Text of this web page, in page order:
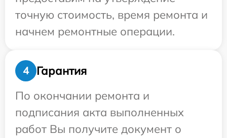
точную стоимость, время ремонта и
начнем ремонтные операции.
4
Гарантия
По окончании ремонта и
подписания акта выполненных
работ Вы получите документ о